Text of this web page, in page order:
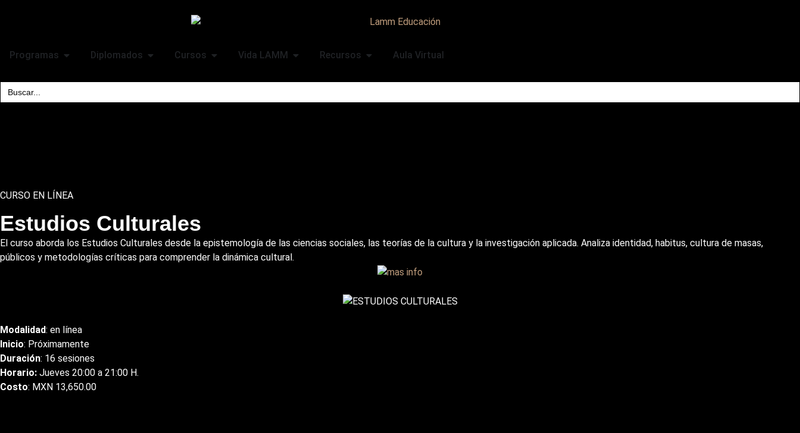
Programas Diplomados Cursos Vida LAMM Recursos Aula Virtual
Search
for:
CURSO EN LÍNEA
Estudios Culturales
El curso aborda los Estudios Culturales desde la epistemología de las ciencias sociales, las teorías de la cultura y la investigación aplicada. Analiza identidad, habitus, cultura de masas,
públicos y metodologías críticas para comprender la dinámica cultural.
Modalidad: en línea
Inicio: Próximamente
Duración: 16 sesiones
Horario: Jueves 20:00 a 21:00 H.
Costo: MXN 13,650.00